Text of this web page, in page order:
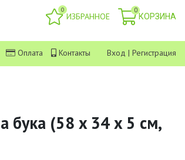
0
ИЗБРАННОЕ
0
КОРЗИНА
Оплата Контакты Вход | Регистрация
бука (58 x 34 x 5 см,